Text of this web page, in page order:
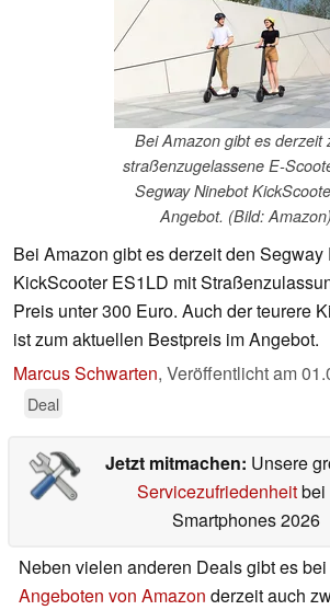
Bei Amazon gibt es derzeit
straßenzugelassene E-
Segway Ninebot
Angebot. (Bild: Amazon)
Bei Amazon gibt es derzeit den
KickScooter ES1LD mit
Preis unter 300 Euro. Auch der teurere
ist zum aktuellen Bestpreis im Angebot.
Marcus Schwarten, Veröffentlicht am
Deal
Jetzt mitmachen: Unsere
Servicezufriedenheitbei
Smartphones 2026
Neben vielen anderen Deals gibt es
Angeboten von Amazon derzeit auch